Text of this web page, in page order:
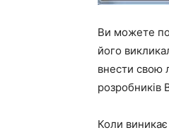
Ви можете
його
внести свою
розробників
Коли